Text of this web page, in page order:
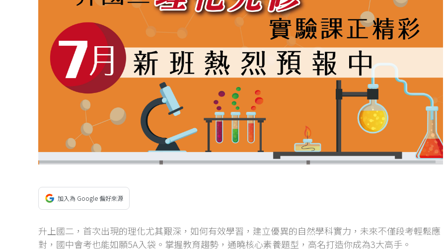
加入為 Google 偏好來源
升上國二，首次出現的理化尤其艱深，如何有效學習，建立優異的自然學科實力，未來不僅段考輕鬆應
對，國中會考也能如願5A入袋。掌握教育趨勢，通曉核心素養題型，高名打造你成為3大高手。